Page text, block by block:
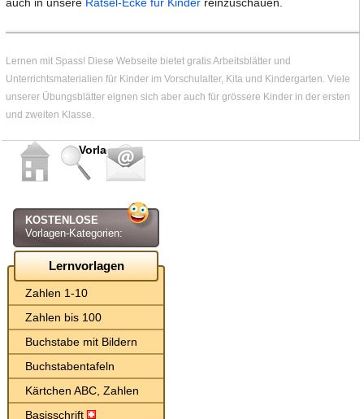
Lernen mit Spass! Diese Webseite bietet gratis Arbeitsblätter und
Unterrichtsmaterialien für Kinder im Vorschulalter, Kita und Kindergarten. Viele
unserer Übungsblätter eignen sich aber auch für grössere Kinder in der ersten
und zweiten Klasse.
Vorlagen
KOSTENLOSE
Vorlagen-Kategorien:
Lernvorlagen
Zahlen 1-10
Zahlen bis 100
Buchstabe mit Bildern
Buchstabentafeln
Kärtchen ABC, Zahlen
Basisschrift